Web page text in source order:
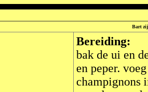
Bart
Bereiding:
bak de ui en
en peper.
champignons